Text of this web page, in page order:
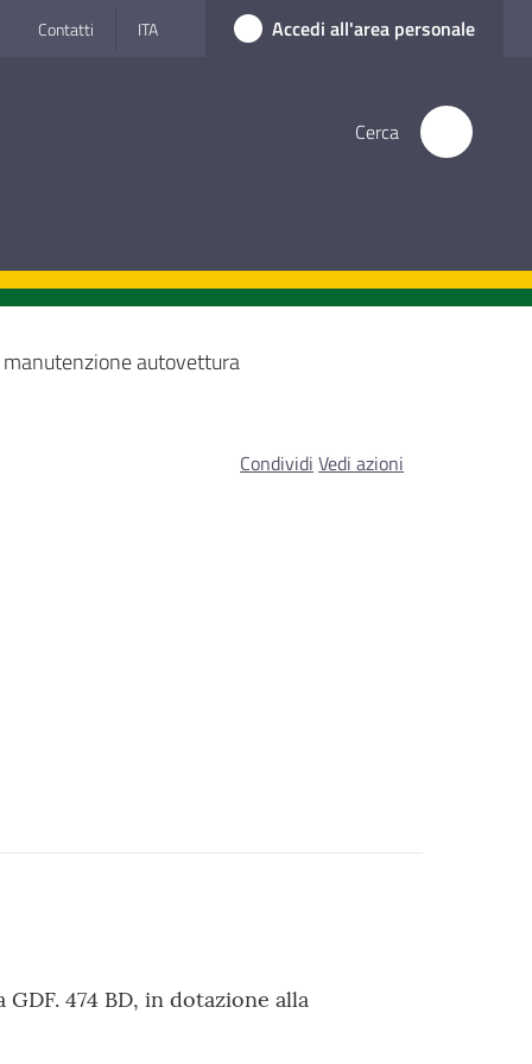
Contatti ITA Accedi all'area personale
Cerca
autovettura
Condividi Vedi azioni
474 BD, in dotazione alla